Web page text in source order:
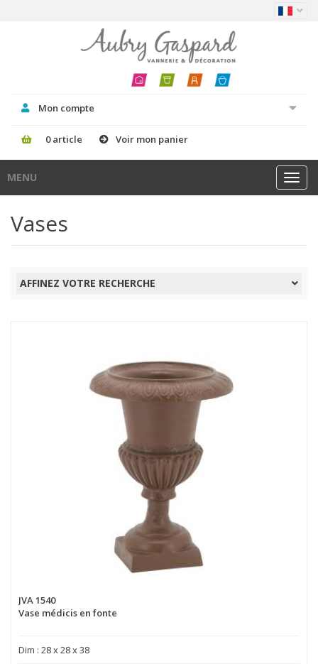
Mon compte
0 article Voir mon panier
MENU
Vases
AFFINEZ VOTRE RECHERCHE
JVA 1540
Vase médicis en fonte
Dim : 28 x 28 x 38